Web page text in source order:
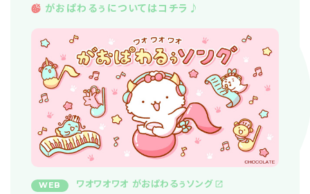
がおぱわるぅについてはコチラ♪
WEB ワオワオワオ がおぱわるぅソング